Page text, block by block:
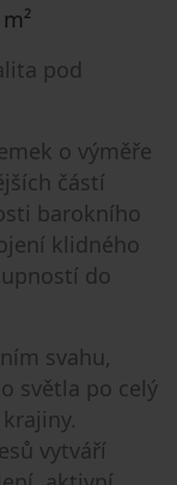
pod
o výměře
částí
barokního
klidného
do
svahu,
světla po celý
vytváří